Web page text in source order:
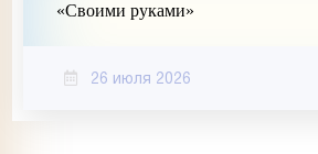
«Своими руками»
26 июля 2026